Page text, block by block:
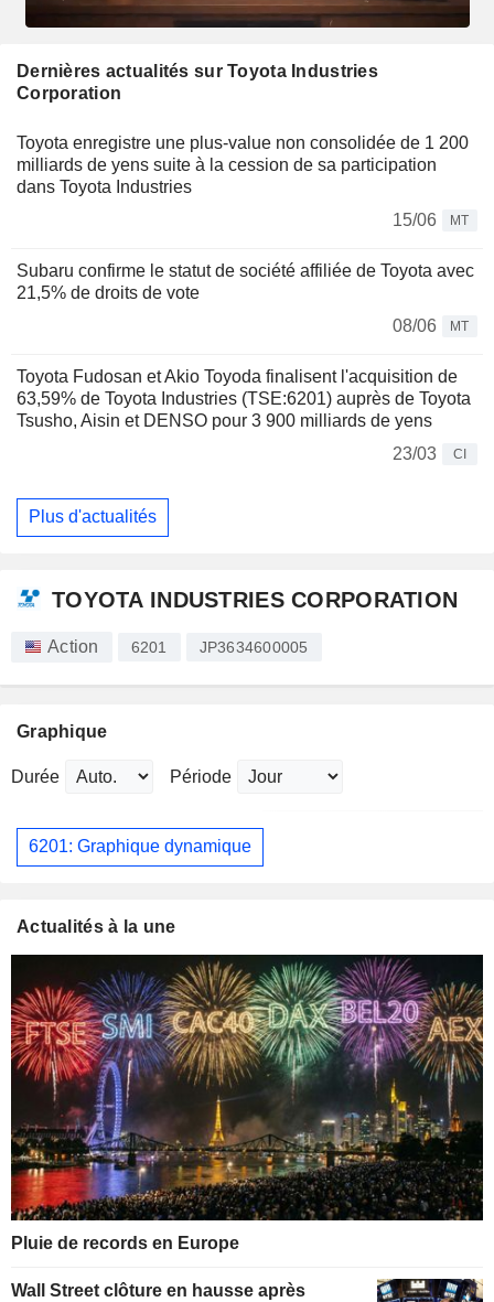
Dernières actualités sur Toyota Industries
Corporation
Toyota enregistre une plus-value non consolidée de 1 200
milliards de yens suite à la cession de sa participation
dans Toyota Industries
15/06
MT
Subaru confirme le statut de société affiliée de Toyota avec
21,5% de droits de vote
08/06
MT
Toyota Fudosan et Akio Toyoda finalisent l'acquisition de
63,59% de Toyota Industries (TSE:6201) auprès de Toyota
Tsusho, Aisin et DENSO pour 3 900 milliards de yens
23/03
CI
Plus d'actualités
TOYOTA INDUSTRIES CORPORATION
Action 6201 JP3634600005
Graphique
Durée Période
6201: Graphique dynamique
Actualités à la une
Pluie de records en Europe
Wall Street clôture en hausse après